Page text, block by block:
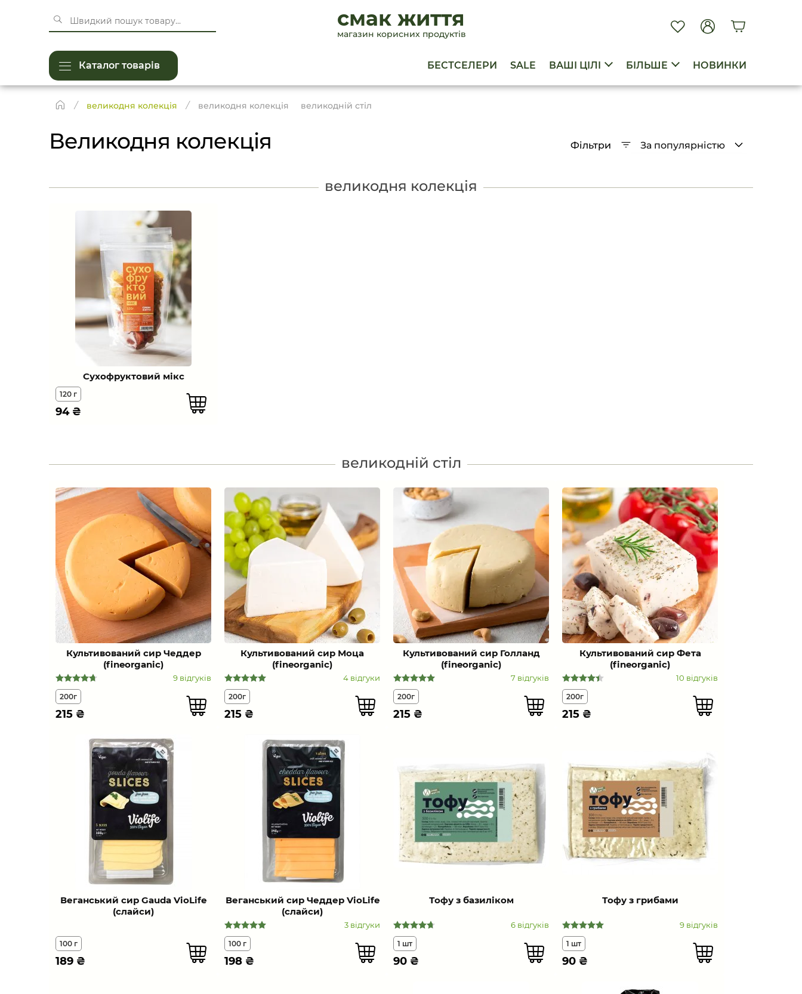
смак життя
магазин корисних продуктів
Каталог товарів БЕСТСЕЛЕРИ SALE ВАШІ ЦІЛІ БІЛЬШЕ НОВИНКИ
великодня колекція великодня колекція великодній стіл
Великодня колекція Фільтри
За популярністю
великодня колекція
Сухофруктовий мікс
120 г
94₴
великодній стіл
Культивований сир Чеддер
(fineorganic)
9 відгуків
200г
215 ₴
Культивований сир Моца
(fineorganic)
4 відгуки
200г
215 ₴
Культивований сир Голланд
(fineorganic)
7 відгуків
200г
215 ₴
Культивований сир Фета
(fineorganic)
10 відгуків
200г
215 ₴
Веганський сир Gauda VioLife
(слайси)
100 г
189 ₴
Веганський сир Чеддер VioLife
(слайси)
3 відгуки
100 г
198 ₴
Тофу з базиліком
6 відгуків
1 шт
90 ₴
Тофу з грибами
9 відгуків
1 шт
90 ₴